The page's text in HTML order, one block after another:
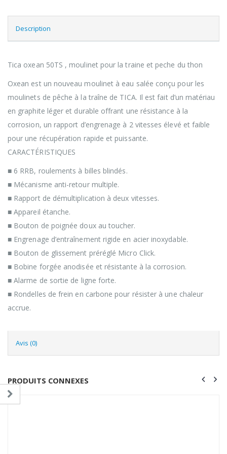
Description
Tica oxean 50TS , moulinet pour la traine et peche du thon
Oxean est un nouveau moulinet à eau salée conçu pour les
moulinets de pêche à la traîne de TICA. Il est fait d’un matériau
en graphite léger et durable offrant une résistance à la
corrosion, un rapport d’engrenage à 2 vitesses élevé et faible
pour une récupération rapide et puissante.
CARACTÉRISTIQUES
■ 6 RRB, roulements à billes blindés.
■ Mécanisme anti-retour multiple.
■ Rapport de démultiplication à deux vitesses.
■ Appareil étanche.
■ Bouton de poignée doux au toucher.
■ Engrenage d’entraînement rigide en acier inoxydable.
■ Bouton de glissement préréglé Micro Click.
■ Bobine forgée anodisée et résistante à la corrosion.
■ Alarme de sortie de ligne forte.
■ Rondelles de frein en carbone pour résister à une chaleur
accrue.
Avis (0)
PRODUITS CONNEXES